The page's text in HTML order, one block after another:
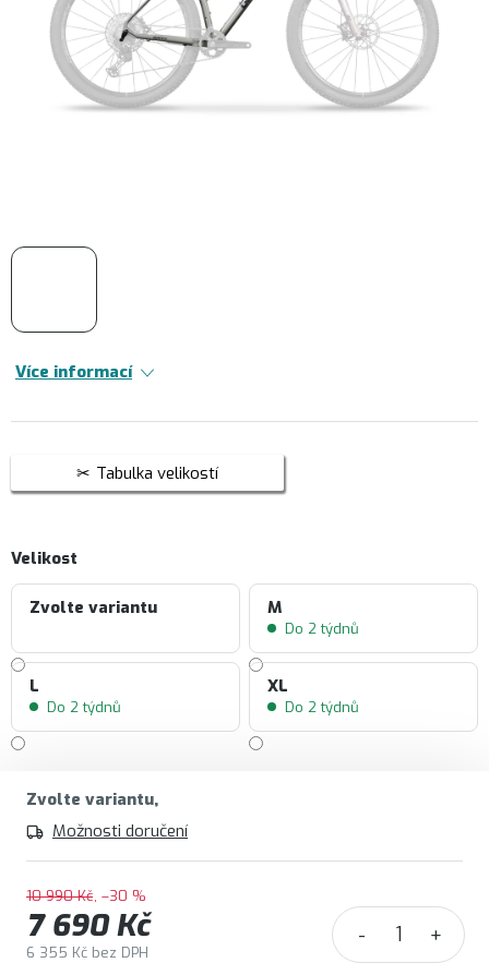
Více informací
Tabulka velikostí
Velikost
Zvolte variantu M
Do 2 týdnů
L
Do 2 týdnů
XL
Do 2 týdnů
Zvolte variantu
Možnosti doručení
10 990 Kč –30 %
7 690 Kč
6 355 Kč bez DPH